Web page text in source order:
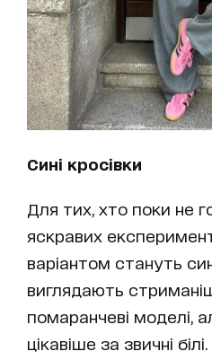
Сині кросівки
Для тих, хто поки не
яскравих
варіантом стануть
виглядають
помаранчеві моделі,
цікавіше за звичні